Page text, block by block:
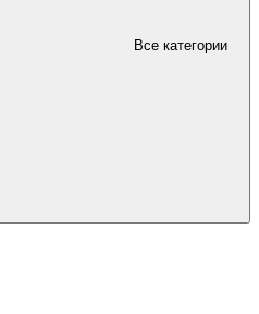
Все категории